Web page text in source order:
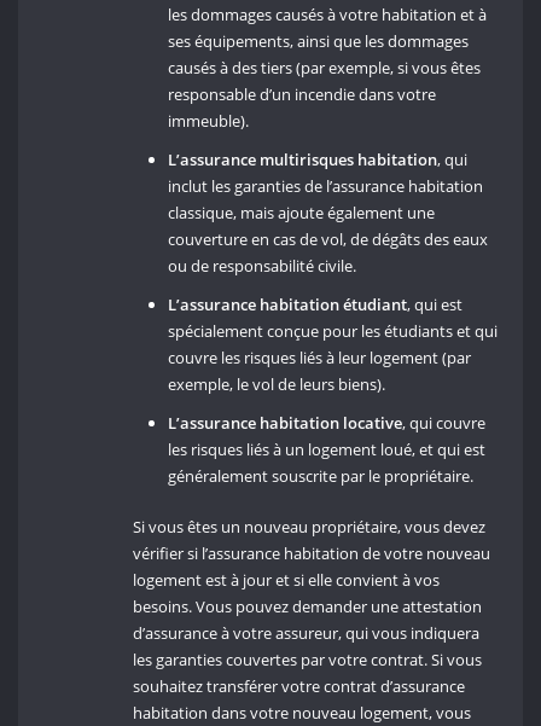
les dommages causés à votre habitation et à
ses équipements, ainsi que les dommages
causés à des tiers (par exemple, si vous êtes
responsable d’un incendie dans votre
immeuble).
L’assurance multirisques habitation, qui
inclut les garanties de l’assurance habitation
classique, mais ajoute également une
couverture en cas de vol, de dégâts des eaux
ou de responsabilité civile.
L’assurance habitation étudiant, qui est
spécialement conçue pour les étudiants et qui
couvre les risques liés à leur logement (par
exemple, le vol de leurs biens).
L’assurance habitation locative, qui couvre
les risques liés à un logement loué, et qui est
généralement souscrite par le propriétaire.
Si vous êtes un nouveau propriétaire, vous devez
vérifier si l’assurance habitation de votre nouveau
logement est à jour et si elle convient à vos
besoins. Vous pouvez demander une attestation
d’assurance à votre assureur, qui vous indiquera
les garanties couvertes par votre contrat. Si vous
souhaitez transférer votre contrat d’assurance
habitation dans votre nouveau logement, vous